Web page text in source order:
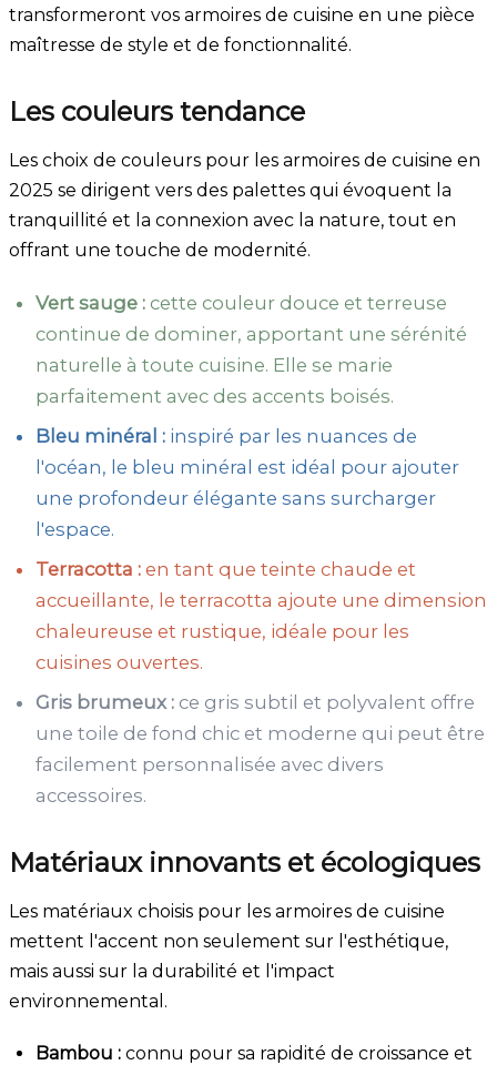
transformeront vos armoires de cuisine en une pièce
maîtresse de style et de fonctionnalité.
Les couleurs tendance
Les choix de couleurs pour les armoires de cuisine en
2025 se dirigent vers des palettes qui évoquent la
tranquillité et la connexion avec la nature, tout en
offrant une touche de modernité.
Vert sauge : cette couleur douce et terreuse
continue de dominer, apportant une sérénité
naturelle à toute cuisine. Elle se marie
parfaitement avec des accents boisés.
Bleu minéral : inspiré par les nuances de
l'océan, le bleu minéral est idéal pour ajouter
une profondeur élégante sans surcharger
l'espace.
Terracotta : en tant que teinte chaude et
accueillante, le terracotta ajoute une dimension
chaleureuse et rustique, idéale pour les
cuisines ouvertes.
Gris brumeux : ce gris subtil et polyvalent offre
une toile de fond chic et moderne qui peut être
facilement personnalisée avec divers
accessoires.
Matériaux innovants et écologiques
Les matériaux choisis pour les armoires de cuisine
mettent l'accent non seulement sur l'esthétique,
mais aussi sur la durabilité et l'impact
environnemental.
Bambou : connu pour sa rapidité de croissance et